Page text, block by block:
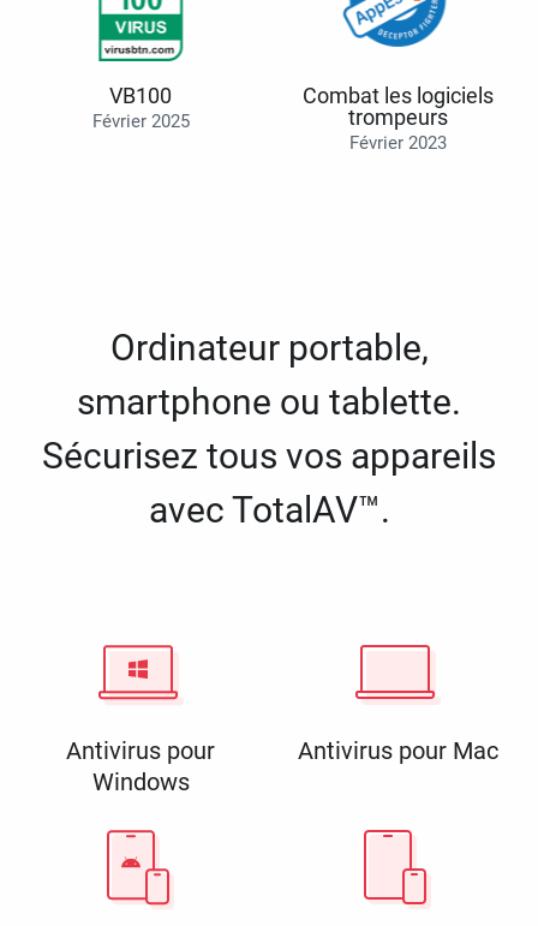
VB100
Février 2025
Combat les logiciels
trompeurs
Février 2023
Ordinateur portable,
smartphone ou tablette.
Sécurisez tous vos appareils
avec TotalAV™.
Antivirus pour
Windows
Antivirus pour Mac